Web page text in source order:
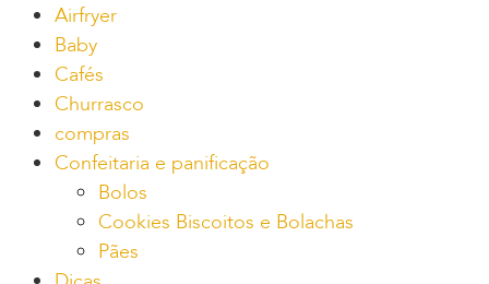
Airfryer
Baby
Cafés
Churrasco
compras
Confeitaria e panificação
Bolos
Cookies Biscoitos e Bolachas
Pães